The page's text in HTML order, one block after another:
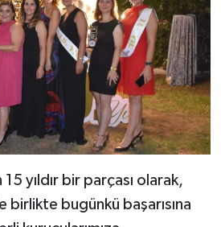
yıldır bir parçası olarak,
birlikte bugünkü başarısına